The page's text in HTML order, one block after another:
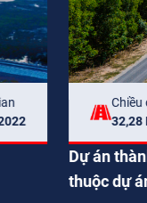
Thời gian
2020-2022
– Dầu Giây
cao tốc trên